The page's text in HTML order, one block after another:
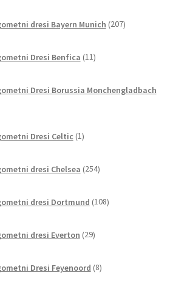
dresi Bayern Munich 207izdelkov
Dresi Benfica 11izdelkov
Dresi Borussia Monchengladbach
Dresi Celtic 1izdelek
dresi Chelsea 254izdelkov
dresi Dortmund 108izdelkov
dresi Everton 29izdelkov
Dresi Feyenoord 8izdelkov